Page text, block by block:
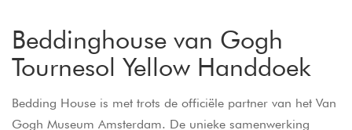
Beddinghouse van Gogh
Tournesol Yellow Handdoek
Bedding House is met trots de officiële partner van het Van
Gogh Museum Amsterdam. De unieke samenwerking